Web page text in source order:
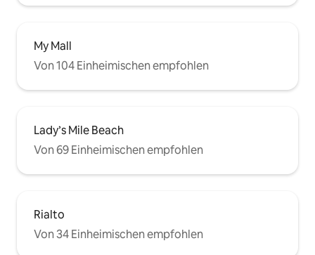
My Mall
Von 104 Einheimischen empfohlen
Lady’s Mile Beach
Von 69 Einheimischen empfohlen
Rialto
Von 34 Einheimischen empfohlen